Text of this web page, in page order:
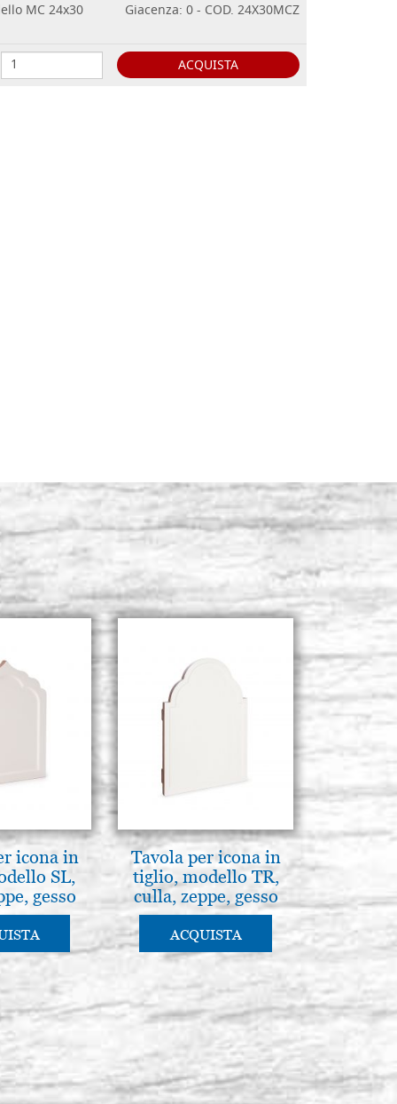
MC 24x30
Giacenza: 0 - COD. 24X30MCZ
ACQUISTA
icona in
SL,
gesso
Tavola per icona in
tiglio, modello TR,
culla, zeppe, gesso
ACQUISTA